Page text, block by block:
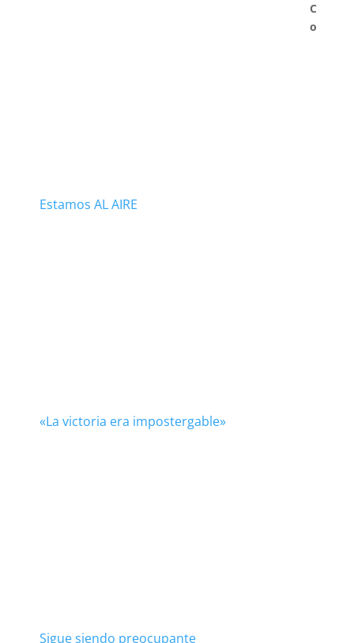
Estamos AL AIRE
«La victoria era impostergable»
Sigue siendo preocupante
C
o